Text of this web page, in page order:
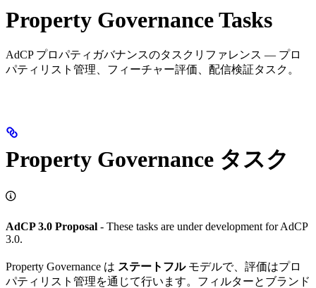
Property Governance Tasks
AdCP プロパティガバナンスのタスクリファレンス — プロ
パティリスト管理、フィーチャー評価、配信検証タスク。
Property Governance タスク
AdCP 3.0 Proposal - These tasks are under development for AdCP
3.0.
Property Governance は ステートフルモデルで、評価はプロ
パティリスト管理を通じて行います。フィルターとブランド